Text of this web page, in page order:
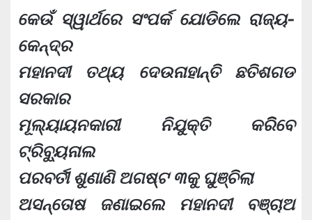
କେଉଁ ସ୍ୱାର୍ଥରେ ସଂପର୍କ ଯୋଡିଲେ ରାଜ୍ୟ-
କେନ୍ଦ୍ର
ମହାନଦୀ ତଥ୍ୟ ଦେଉନାହାନ୍ତି ଛତିଶଗଡ
ସରକାର
ମୂଲ୍ୟାୟନକାରୀ ନିଯୁକ୍ତି କରିିବେ
ଟ୍ରିବ୍ୟୁନାଲ
ପରବର୍ତୀ ଶୁଣାଣି ଅଗଷ୍ଟ ୩କୁ ଘୁଞ୍ଚିଲା
ଅସନ୍ତୋଷ ଜଣାଇଲେ ମହାନଦୀ ବଞ୍ଚାଅ